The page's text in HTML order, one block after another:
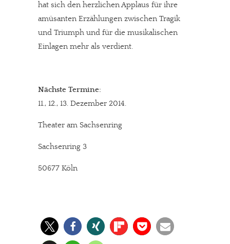
hat sich den herzlichen Applaus für ihre
amüsanten Erzählungen zwischen Tragik
und Triumph und für die musikalischen
Einlagen mehr als verdient.
Nächste Termine:
11., 12., 13. Dezember 2014.
Theater am Sachsenring
Sachsenring 3
50677 Köln